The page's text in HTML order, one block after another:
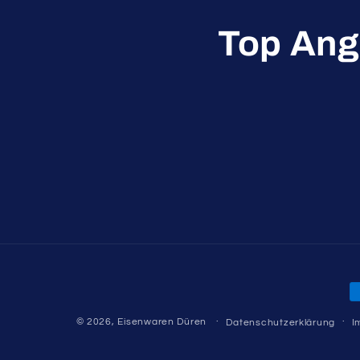
Top
© 2026, Eisenwaren Düren Datenschutzerklärung